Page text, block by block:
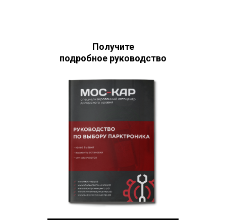
Получите
подробное руководство